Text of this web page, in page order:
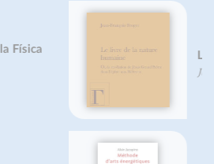
Le livre de la nature humaine